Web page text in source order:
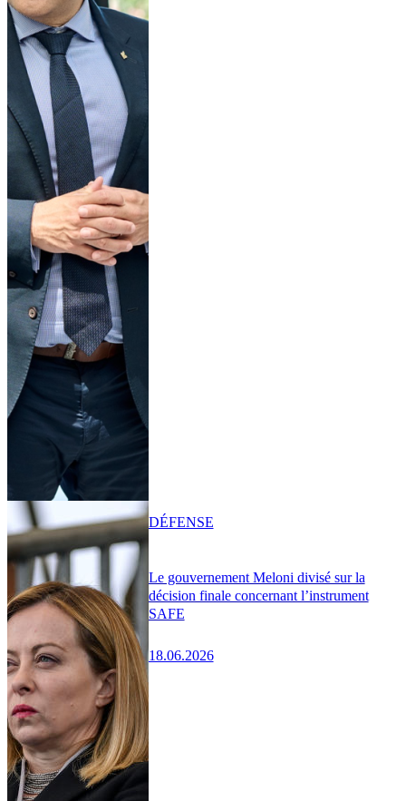
Le gouvernement Meloni divisé sur la
décision finale concernant l’instrument
SAFE
18.06.2026
DÉFENSE